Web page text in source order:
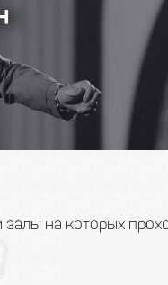
на которых